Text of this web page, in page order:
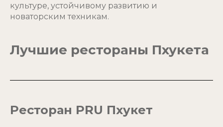
культуре, устойчивому развитию и
новаторским техникам.
Лучшие рестораны Пхукета
Ресторан PRU Пхукет